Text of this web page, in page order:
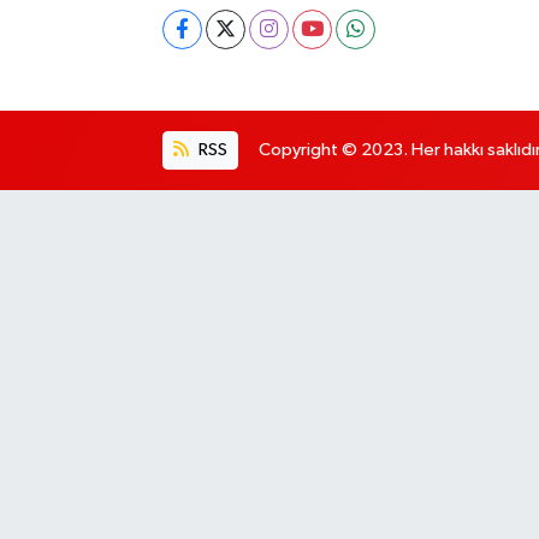
RSS Copyright © 2023. Her hakkı